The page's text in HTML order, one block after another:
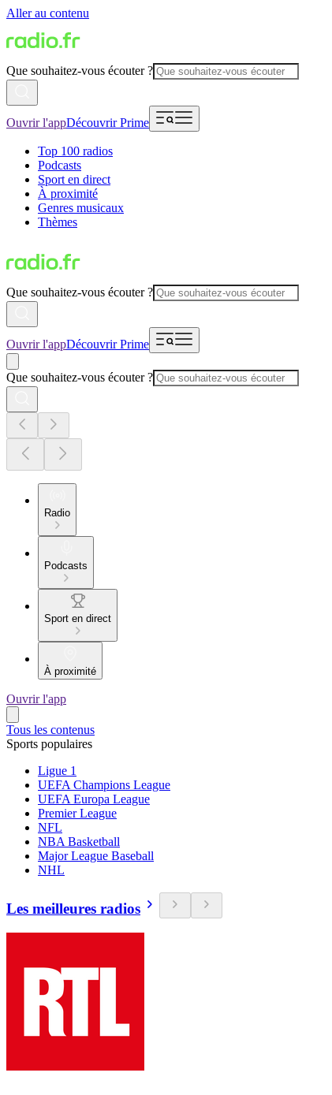
Aller au contenu
Que souhaitez-vous écouter ?
Ouvrir l'appDécouvrir Prime
Top 100 radios
Podcasts
Sport en direct
À proximité
Genres musicaux
Thèmes
Que souhaitez-vous écouter ?
Ouvrir l'appDécouvrir Prime
Que souhaitez-vous écouter ?
Radio
Podcasts
Sport en direct
À proximité
Ouvrir l'app
Tous les contenus
Sports populaires
Ligue 1
UEFA Champions League
UEFA Europa League
Premier League
NFL
NBA Basketball
Major League Baseball
NHL
Les meilleures radios